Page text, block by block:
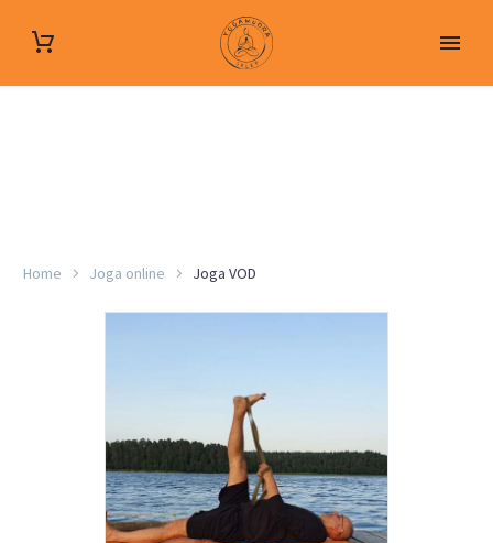
Home Joga online Joga VOD